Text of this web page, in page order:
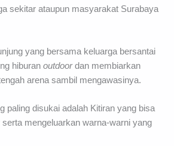
sekitar ataupun masyarakat Surabaya
yang bersama keluarga bersantai
hiburanoutdoordan membiarkan
arena sambil mengawasinya.
paling disukai adalah Kitiran yang bisa
serta mengeluarkan warna-warni yang